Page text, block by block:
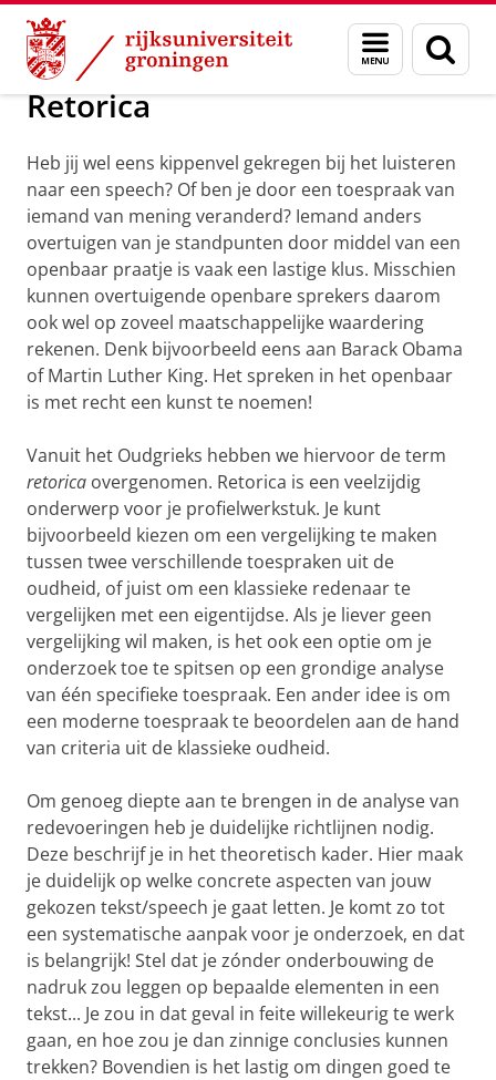
Skip
Content
Skip
Navigation
Menu
en
zoeken
Maatschappij/bedrijven Profielwerkstuk
Retorica
Heb jij wel eens kippenvel gekregen bij het luisteren
naar een speech? Of ben je door een toespraak van
iemand van mening veranderd? Iemand anders
overtuigen van je standpunten door middel van een
openbaar praatje is vaak een lastige klus. Misschien
kunnen overtuigende openbare sprekers daarom
ook wel op zoveel maatschappelijke waardering
rekenen. Denk bijvoorbeeld eens aan Barack Obama
of Martin Luther King. Het spreken in het openbaar
is met recht een kunst te noemen!
Vanuit het Oudgrieks hebben we hiervoor de term
retorica overgenomen. Retorica is een veelzijdig
onderwerp voor je profielwerkstuk. Je kunt
bijvoorbeeld kiezen om een vergelijking te maken
tussen twee verschillende toespraken uit de
oudheid, of juist om een klassieke redenaar te
vergelijken met een eigentijdse. Als je liever geen
vergelijking wil maken, is het ook een optie om je
onderzoek toe te spitsen op een grondige analyse
van één specifieke toespraak. Een ander idee is om
een moderne toespraak te beoordelen aan de hand
van criteria uit de klassieke oudheid.
Om genoeg diepte aan te brengen in de analyse van
redevoeringen heb je duidelijke richtlijnen nodig.
Deze beschrijf je in het theoretisch kader. Hier maak
je duidelijk op welke concrete aspecten van jouw
gekozen tekst/speech je gaat letten. Je komt zo tot
een systematische aanpak voor je onderzoek, en dat
is belangrijk! Stel dat je zónder onderbouwing de
nadruk zou leggen op bepaalde elementen in een
tekst... Je zou in dat geval in feite willekeurig te werk
gaan, en hoe zou je dan zinnige conclusies kunnen
trekken? Bovendien is het lastig om dingen goed te